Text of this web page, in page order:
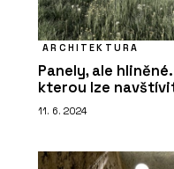
ČLÁNKY
ARCHITEKTURA
Panely, ale
kterou lze
11. 6. 2024